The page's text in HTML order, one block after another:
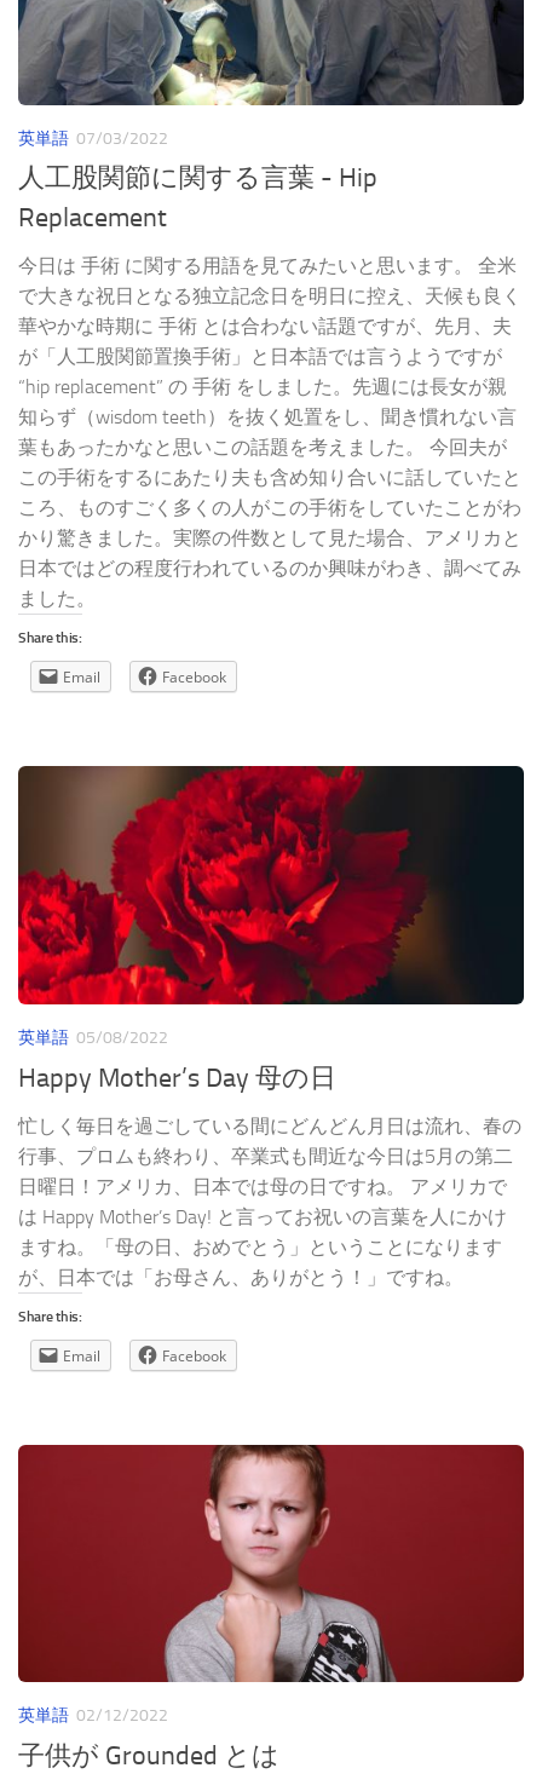
英単語 07/03/2022
人工股関節に関する言葉 - Hip
Replacement
今日は 手術 に関する用語を見てみたいと思います。 全米
で大きな祝日となる独立記念日を明日に控え、天候も良く
華やかな時期に 手術 とは合わない話題ですが、先月、夫
が「人工股関節置換手術」と日本語では言うようですが
“hip replacement” の 手術 をしました。先週には長女が親
知らず（wisdom teeth）を抜く処置をし、聞き慣れない言
葉もあったかなと思いこの話題を考えました。 今回夫が
この手術をするにあたり夫も含め知り合いに話していたと
ころ、ものすごく多くの人がこの手術をしていたことがわ
かり驚きました。実際の件数として見た場合、アメリカと
日本ではどの程度行われているのか興味がわき、調べてみ
ました。
Share this:
Email Facebook
英単語 05/08/2022
Happy Mother’s Day 母の日
忙しく毎日を過ごしている間にどんどん月日は流れ、春の
行事、プロムも終わり、卒業式も間近な今日は5月の第二
日曜日！アメリカ、日本では母の日ですね。 アメリカで
は Happy Mother’s Day! と言ってお祝いの言葉を人にかけ
ますね。「母の日、おめでとう」ということになります
が、日本では「お母さん、ありがとう！」ですね。
Share this:
Email Facebook
英単語 02/12/2022
子供が Grounded とは